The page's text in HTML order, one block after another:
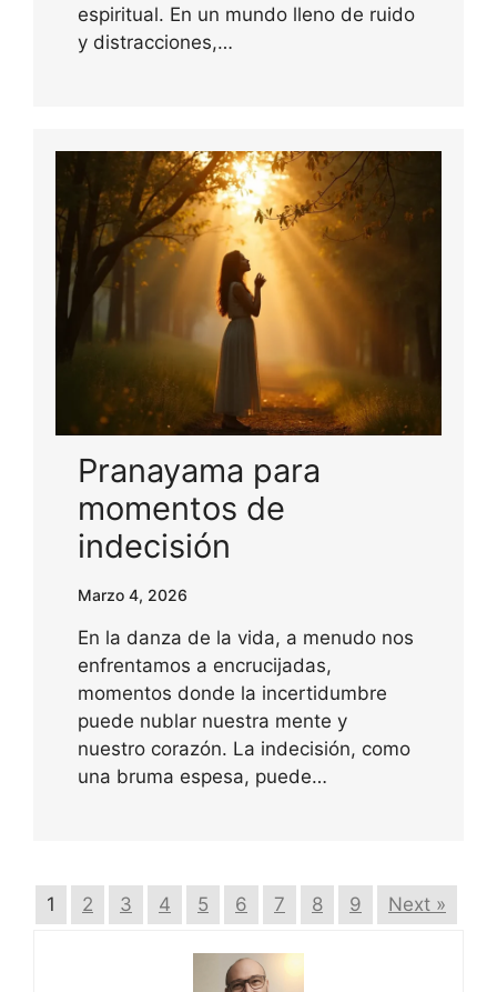
espiritual. En un mundo lleno de ruido
y distracciones,…
Pranayama para
momentos de
indecisión
Marzo 4, 2026
En la danza de la vida, a menudo nos
enfrentamos a encrucijadas,
momentos donde la incertidumbre
puede nublar nuestra mente y
nuestro corazón. La indecisión, como
una bruma espesa, puede…
1 2 3 4 5 6 7 8 9 Next »